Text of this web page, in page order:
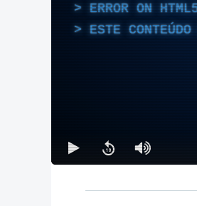
ERROR ON
ESTE